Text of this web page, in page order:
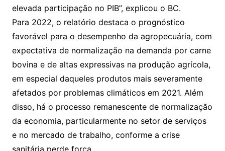
elevada participação no PIB”, explicou o BC.
Para 2022, o relatório destaca o prognóstico
favorável para o desempenho da agropecuária, com
expectativa de normalização na demanda por carne
bovina e de altas expressivas na produção agrícola,
em especial daqueles produtos mais severamente
afetados por problemas climáticos em 2021. Além
disso, há o processo remanescente de normalização
da economia, particularmente no setor de serviços
e no mercado de trabalho, conforme a crise